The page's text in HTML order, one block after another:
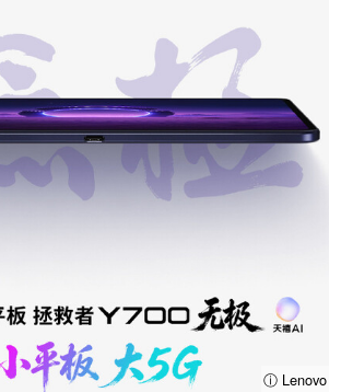
ⓘ Lenovo